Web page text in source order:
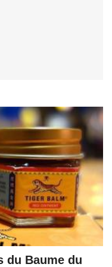
du Baume du